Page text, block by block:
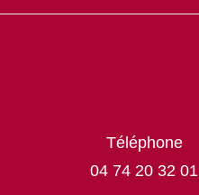
Téléphone
04 74 20 32 01